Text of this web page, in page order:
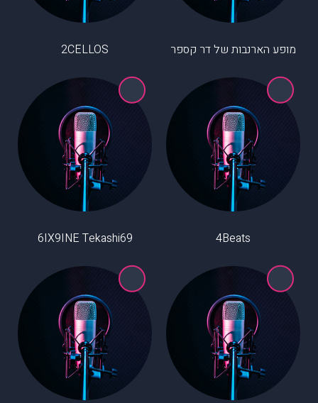
מופע הארנבות של דר קספר 2CELLOS
4Beats
6IX9INE Tekashi69